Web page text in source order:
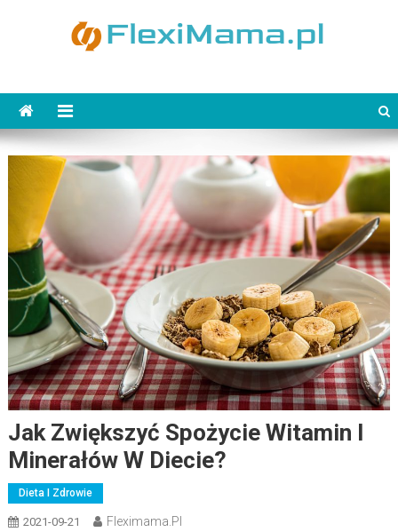
Jak Zwiększyć Spożycie Witamin I
Minerałów W Diecie?
Dieta I Zdrowie
2021-09-21 Fleximama.pl